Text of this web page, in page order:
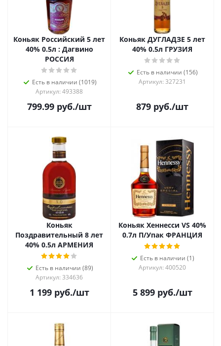
Коньяк Российский 5 лет
40% 0.5л : Дагвино
РОССИЯ
Есть в наличии (1019)
Артикул: 493388
799.99руб./шт
Коньяк ДУГЛАДЗЕ 5 лет
40% 0.5л ГРУЗИЯ
Есть в наличии (156)
Артикул: 327231
879 руб./шт
Коньяк
Поздравительный 8 лет
40% 0.5л АРМЕНИЯ
Есть в наличии (89)
Артикул: 334636
1 199руб./шт
Коньяк Хеннесси VS 40%
0.7л П/Упак ФРАНЦИЯ
Есть в наличии (1)
Артикул: 400520
5 899руб./шт